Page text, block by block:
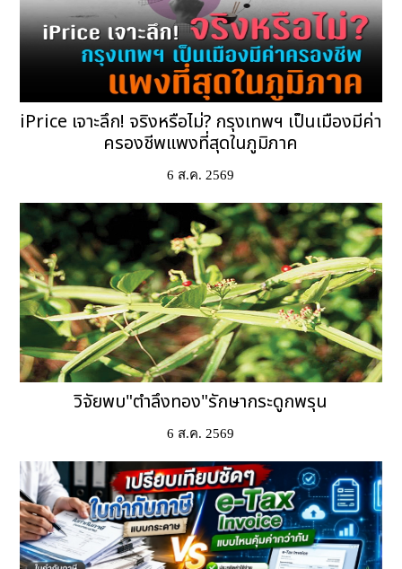
iPrice เจาะลึก! จริงหรือไม่? กรุงเทพฯ เป็นเมืองมีค่า
ครองชีพแพงที่สุดในภูมิภาค
6 ส.ค. 2569
วิจัยพบ"ตำลึงทอง"รักษากระดูกพรุน
6 ส.ค. 2569